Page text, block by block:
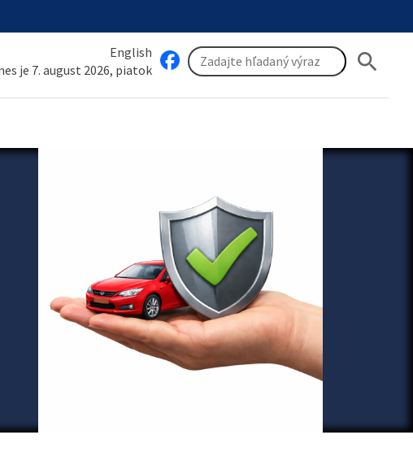
English
je 7. august 2026, piatok
search